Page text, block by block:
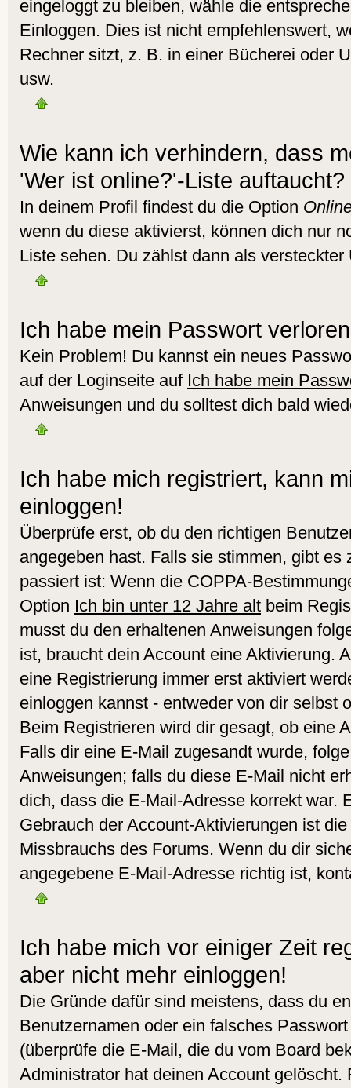
eingeloggt zu bleiben, wähle die
Einloggen. Dies ist nicht empfehlenswert,
Rechner sitzt, z. B. in einer Bücherei oder
usw.
Wie kann ich verhindern, dass
'Wer ist online?'-Liste auftaucht?
In deinem Profil findest du die Option
wenn du diese aktivierst, können dich nur
Liste sehen. Du zählst dann als versteckter
Ich habe mein Passwort
Kein Problem! Du kannst ein neues
auf der Loginseite auf Ich habe mein
Anweisungen und du solltest dich bald
Ich habe mich registriert, kann
einloggen!
Überprüfe erst, ob du den richtigen
angegeben hast. Falls sie stimmen, gibt es
passiert ist: Wenn die COPPA-
Option Ich bin unter 12 Jahre alt beim
musst du den erhaltenen Anweisungen
ist, braucht dein Account eine Aktivierung.
eine Registrierung immer erst aktiviert
einloggen kannst - entweder von dir selbst
Beim Registrieren wird dir gesagt, ob eine
Falls dir eine E-Mail zugesandt wurde,
Anweisungen; falls du diese E-Mail nicht
dich, dass die E-Mail-Adresse korrekt war.
Gebrauch der Account-Aktivierungen ist
Missbrauchs des Forums. Wenn du dir
angegebene E-Mail-Adresse richtig ist,
Ich habe mich vor einiger Zeit
aber nicht mehr einloggen!
Die Gründe dafür sind meistens, dass du
Benutzernamen oder ein falsches
(überprüfe die E-Mail, die du vom Board
Administrator hat deinen Account gelöscht.